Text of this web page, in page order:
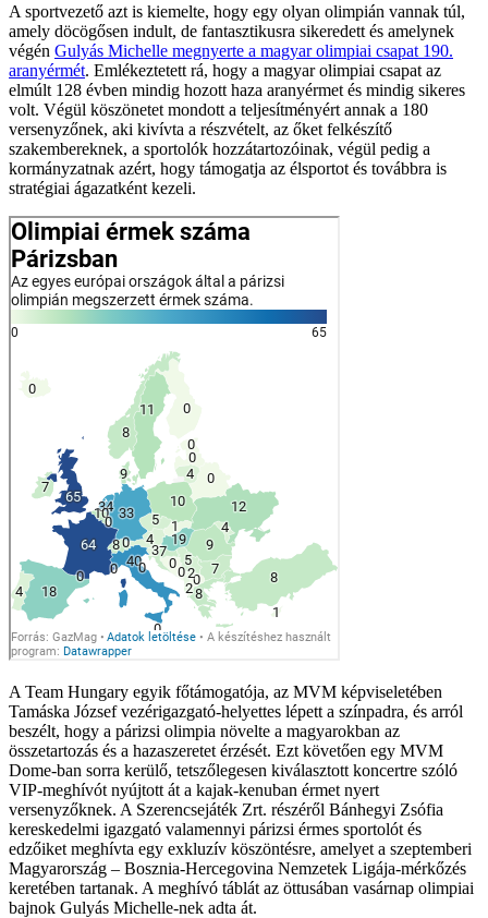
A sportvezető azt is kiemelte, hogy egy olyan olimpián vannak túl,
amely döcögősen indult, de fantasztikusra sikeredett és amelynek
végén Gulyás Michelle megnyerte a magyar olimpiai csapat 190.
aranyérmét. Emlékeztetett rá, hogy a magyar olimpiai csapat az
elmúlt 128 évben mindig hozott haza aranyérmet és mindig sikeres
volt. Végül köszönetet mondott a teljesítményért annak a 180
versenyzőnek, aki kivívta a részvételt, az őket felkészítő
szakembereknek, a sportolók hozzátartozóinak, végül pedig a
kormányzatnak azért, hogy támogatja az élsportot és továbbra is
stratégiai ágazatként kezeli.
A Team Hungary egyik főtámogatója, az MVM képviseletében
Tamáska József vezérigazgató-helyettes lépett a színpadra, és arról
beszélt, hogy a párizsi olimpia növelte a magyarokban az
összetartozás és a hazaszeretet érzését. Ezt követően egy MVM
Dome-ban sorra kerülő, tetszőlegesen kiválasztott koncertre szóló
VIP-meghívót nyújtott át a kajak-kenuban érmet nyert
versenyzőknek. A Szerencsejáték Zrt. részéről Bánhegyi Zsófia
kereskedelmi igazgató valamennyi párizsi érmes sportolót és
edzőiket meghívta egy exkluzív köszöntésre, amelyet a szeptemberi
Magyarország – Bosznia-Hercegovina Nemzetek Ligája-mérkőzés
keretében tartanak. A meghívó táblát az öttusában vasárnap olimpiai
bajnok Gulyás Michelle-nek adta át.